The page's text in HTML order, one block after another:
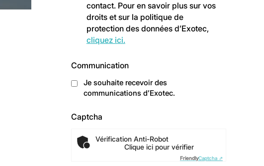
contact. Pour en savoir plus sur vos
droits et sur la politique de
protection des données d’Exotec,
cliquez ici.
Communication
Je souhaite recevoir des
communications d’Exotec.
Captcha
Vérification Anti-Robot
Clique ici pour vérifier
FriendlyCaptcha ⇗